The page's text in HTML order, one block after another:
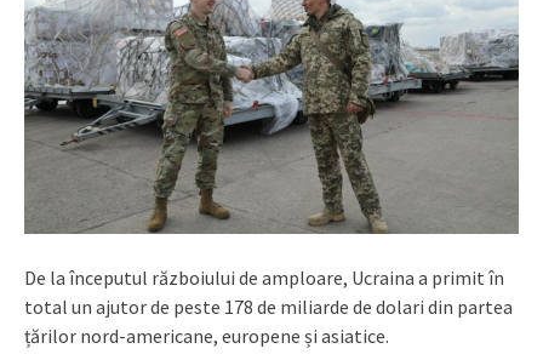
De la începutul războiului de amploare, Ucraina a primit în
total un ajutor de peste 178 de miliarde de dolari din partea
țărilor nord-americane, europene și asiatice.